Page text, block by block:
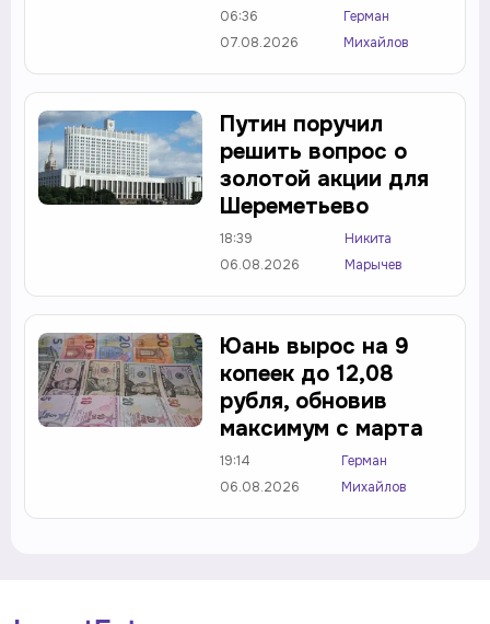
06:36
07.08.2026
Герман
Михайлов
Путин поручил
решить вопрос о
золотой акции для
Шереметьево
18:39
06.08.2026
Никита
Марычев
Юань вырос на 9
копеек до 12,08
рубля, обновив
максимум с марта
19:14
06.08.2026
Герман
Михайлов